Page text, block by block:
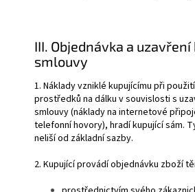
III. Objednávka a
smlouvy
1. Náklady vzniklé kupujícímu při
prostředků na dálku v souvislosti s
smlouvy (náklady na internetové
telefonní hovory), hradí kupující sám.
neliší od základní sazby.
2. Kupující provádí objednávku zboží